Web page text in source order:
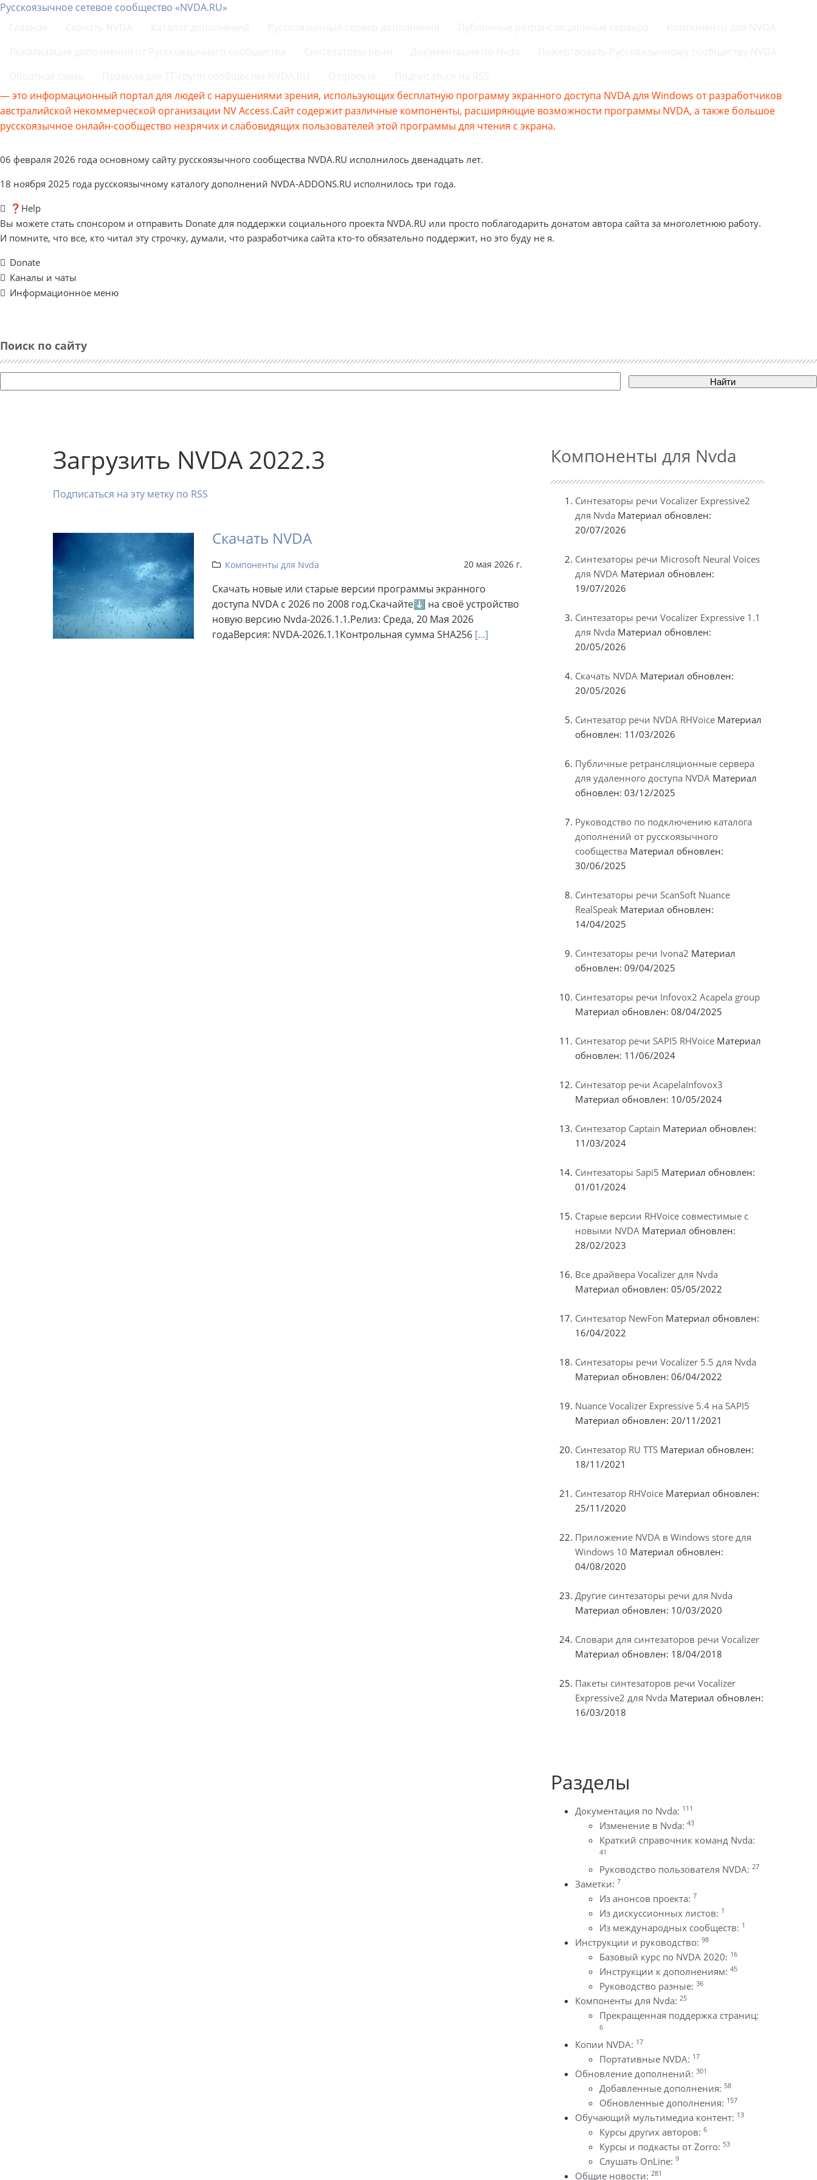
Русскоязычное сетевое сообщество «NVDA.RU»
— это информационный портал для людей с нарушениями зрения, использующих бесплатную программу экранного доступа NVDA для Windows от разработчиков
австралийской некоммерческой организации NV Access.Сайт содержит различные компоненты, расширяющие возможности программы NVDA, а также большое
русскоязычное онлайн-сообщество незрячих и слабовидящих пользователей этой программы для чтения с экрана.
06 февраля 2026 года основному сайту русскоязычного сообщества NVDA.RU исполнилось двенадцать лет.
18 ноября 2025 года русскоязычному каталогу дополнений NVDA-ADDONS.RU исполнилось три года.
❓Help
Вы можете стать спонсором и отправить Donate для поддержки социального проекта NVDA.RU или просто поблагодарить донатом автора сайта за многолетнюю работу.
И помните, что все, кто читал эту строчку, думали, что разработчика сайта кто-то обязательно поддержит, но это буду не я.
Donate
Каналы и чаты
Информационное меню
Поиск по сайту
Найти
Загрузить NVDA 2022.3
Подписаться на эту метку по RSS
Скачать NVDA
Компоненты для Nvda 20 мая 2026 г.
Скачать новые или старые версии программы экранного
доступа NVDA с 2026 по 2008 год.Скачайте⬇ на своё устройство
новую версию Nvda-2026.1.1.Релиз: Среда, 20 Мая 2026
годаВерсия: NVDA-2026.1.1Контрольная сумма SHA256 [...]
Компоненты для Nvda
Синтезаторы речи Vocalizer Expressive2
для Nvda Материал обновлен:
20/07/2026
Синтезаторы речи Microsoft Neural Voices
для NVDA Материал обновлен:
19/07/2026
Синтезаторы речи Vocalizer Expressive 1.1
для Nvda Материал обновлен:
20/05/2026
Скачать NVDA Материал обновлен:
20/05/2026
Синтезатор речи NVDA RHVoice Материал
обновлен: 11/03/2026
Публичные ретрансляционные сервера
для удаленного доступа NVDA Материал
обновлен: 03/12/2025
Руководство по подключению каталога
дополнений от русскоязычного
сообщества Материал обновлен:
30/06/2025
Синтезаторы речи ScanSoft Nuance
RealSpeak Материал обновлен:
14/04/2025
Синтезаторы речи Ivona2 Материал
обновлен: 09/04/2025
Синтезаторы речи Infovox2 Acapela group
Материал обновлен: 08/04/2025
Синтезатор речи SAPI5 RHVoice Материал
обновлен: 11/06/2024
Синтезатор речи AcapelaInfovox3
Материал обновлен: 10/05/2024
Синтезатор Captain Материал обновлен:
11/03/2024
Синтезаторы Sapi5 Материал обновлен:
01/01/2024
Старые версии RHVoice совместимые с
новыми NVDA Материал обновлен:
28/02/2023
Все драйвера Vocalizer для Nvda
Материал обновлен: 05/05/2022
Синтезатор NewFon Материал обновлен:
16/04/2022
Синтезаторы речи Vocalizer 5.5 для Nvda
Материал обновлен: 06/04/2022
Nuance Vocalizer Expressive 5.4 на SAPI5
Материал обновлен: 20/11/2021
Синтезатор RU TTS Материал обновлен:
18/11/2021
Синтезатор RHVoice Материал обновлен:
25/11/2020
Приложение NVDA в Windows store для
Windows 10 Материал обновлен:
04/08/2020
Другие синтезаторы речи для Nvda
Материал обновлен: 10/03/2020
Словари для синтезаторов речи Vocalizer
Материал обновлен: 18/04/2018
Пакеты синтезаторов речи Vocalizer
Expressive2 для Nvda Материал обновлен:
16/03/2018
Разделы
Документация по Nvda: 111
Изменение в Nvda: 43
Краткий справочник команд Nvda:
41
Руководство пользователя NVDA: 27
Заметки: 7
Из анонсов проекта: 7
Из дискуссионных листов: 1
Из международных сообществ: 1
Инструкции и руководство: 98
Базовый курс по NVDA 2020: 16
Инструкции к дополнениям: 45
Руководство разные: 36
Компоненты для Nvda: 25
Прекращенная поддержка страниц:
6
Копии NVDA: 17
Портативные NVDA: 17
Обновление дополнений: 301
Добавленные дополнения: 58
Обновленные дополнения: 157
Обучающий мультимедиа контент: 13
Курсы других авторов: 6
Курсы и подкасты от Zorro: 53
Слушать OnLine: 9
Общие новости: 281